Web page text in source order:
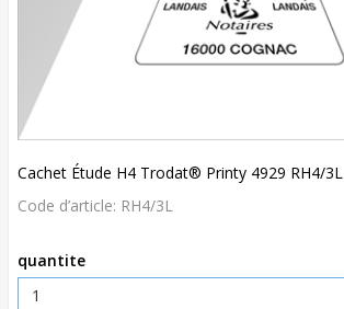
Cachet Étude H4 Trodat® Printy 4929 RH4/3L
Code d’article: RH4/3L
quantite